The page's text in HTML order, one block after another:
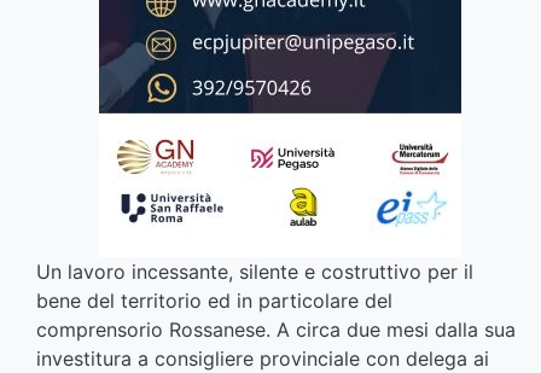
Un lavoro incessante, silente e costruttivo per il
bene del territorio ed in particolare del
comprensorio Rossanese. A circa due mesi dalla sua
investitura a consigliere provinciale con delega ai